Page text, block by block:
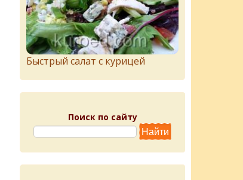
Быстрый салат с курицей
Поиск по сайту